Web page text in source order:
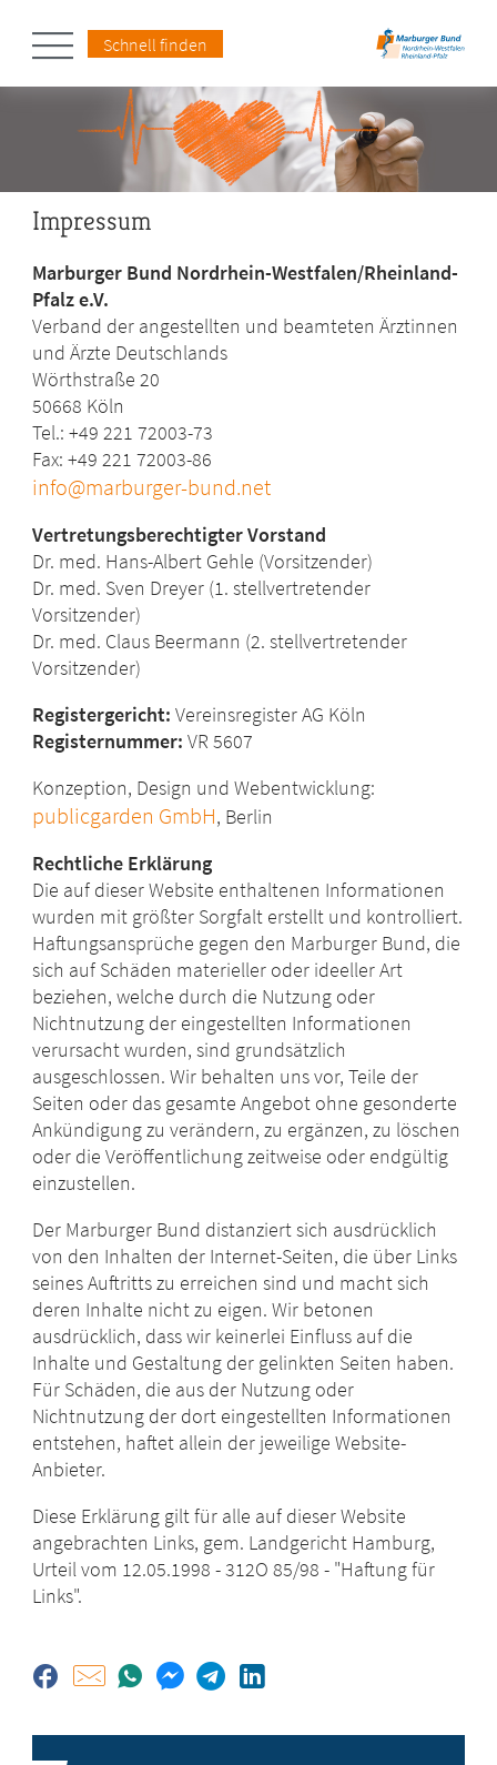
Schnell finden
Impressum
Marburger Bund Nordrhein-Westfalen/Rheinland-
Pfalz e.V.
Verband der angestellten und beamteten Ärztinnen
und Ärzte Deutschlands
Wörthstraße 20
50668 Köln
Tel.: +49 221 72003-73
Fax: +49 221 72003-86
info@marburger-bund.net
Vertretungsberechtigter Vorstand
Dr. med. Hans-Albert Gehle (Vorsitzender)
Dr. med. Sven Dreyer (1. stellvertretender
Vorsitzender)
Dr. med. Claus Beermann (2. stellvertretender
Vorsitzender)
Registergericht:Vereinsregister AG Köln
Registernummer:VR 5607
Konzeption, Design und Webentwicklung:
publicgarden GmbH, Berlin
Rechtliche Erklärung
Die auf dieser Website enthaltenen Informationen
wurden mit größter Sorgfalt erstellt und kontrolliert.
Haftungsansprüche gegen den Marburger Bund, die
sich auf Schäden materieller oder ideeller Art
beziehen, welche durch die Nutzung oder
Nichtnutzung der eingestellten Informationen
verursacht wurden, sind grundsätzlich
ausgeschlossen. Wir behalten uns vor, Teile der
Seiten oder das gesamte Angebot ohne gesonderte
Ankündigung zu verändern, zu ergänzen, zu löschen
oder die Veröffentlichung zeitweise oder endgültig
einzustellen.
Der Marburger Bund distanziert sich ausdrücklich
von den Inhalten der Internet-Seiten, die über Links
seines Auftritts zu erreichen sind und macht sich
deren Inhalte nicht zu eigen. Wir betonen
ausdrücklich, dass wir keinerlei Einfluss auf die
Inhalte und Gestaltung der gelinkten Seiten haben.
Für Schäden, die aus der Nutzung oder
Nichtnutzung der dort eingestellten Informationen
entstehen, haftet allein der jeweilige Website-
Anbieter.
Diese Erklärung gilt für alle auf dieser Website
angebrachten Links, gem. Landgericht Hamburg,
Urteil vom 12.05.1998 - 312O 85/98 - "Haftung für
Links".